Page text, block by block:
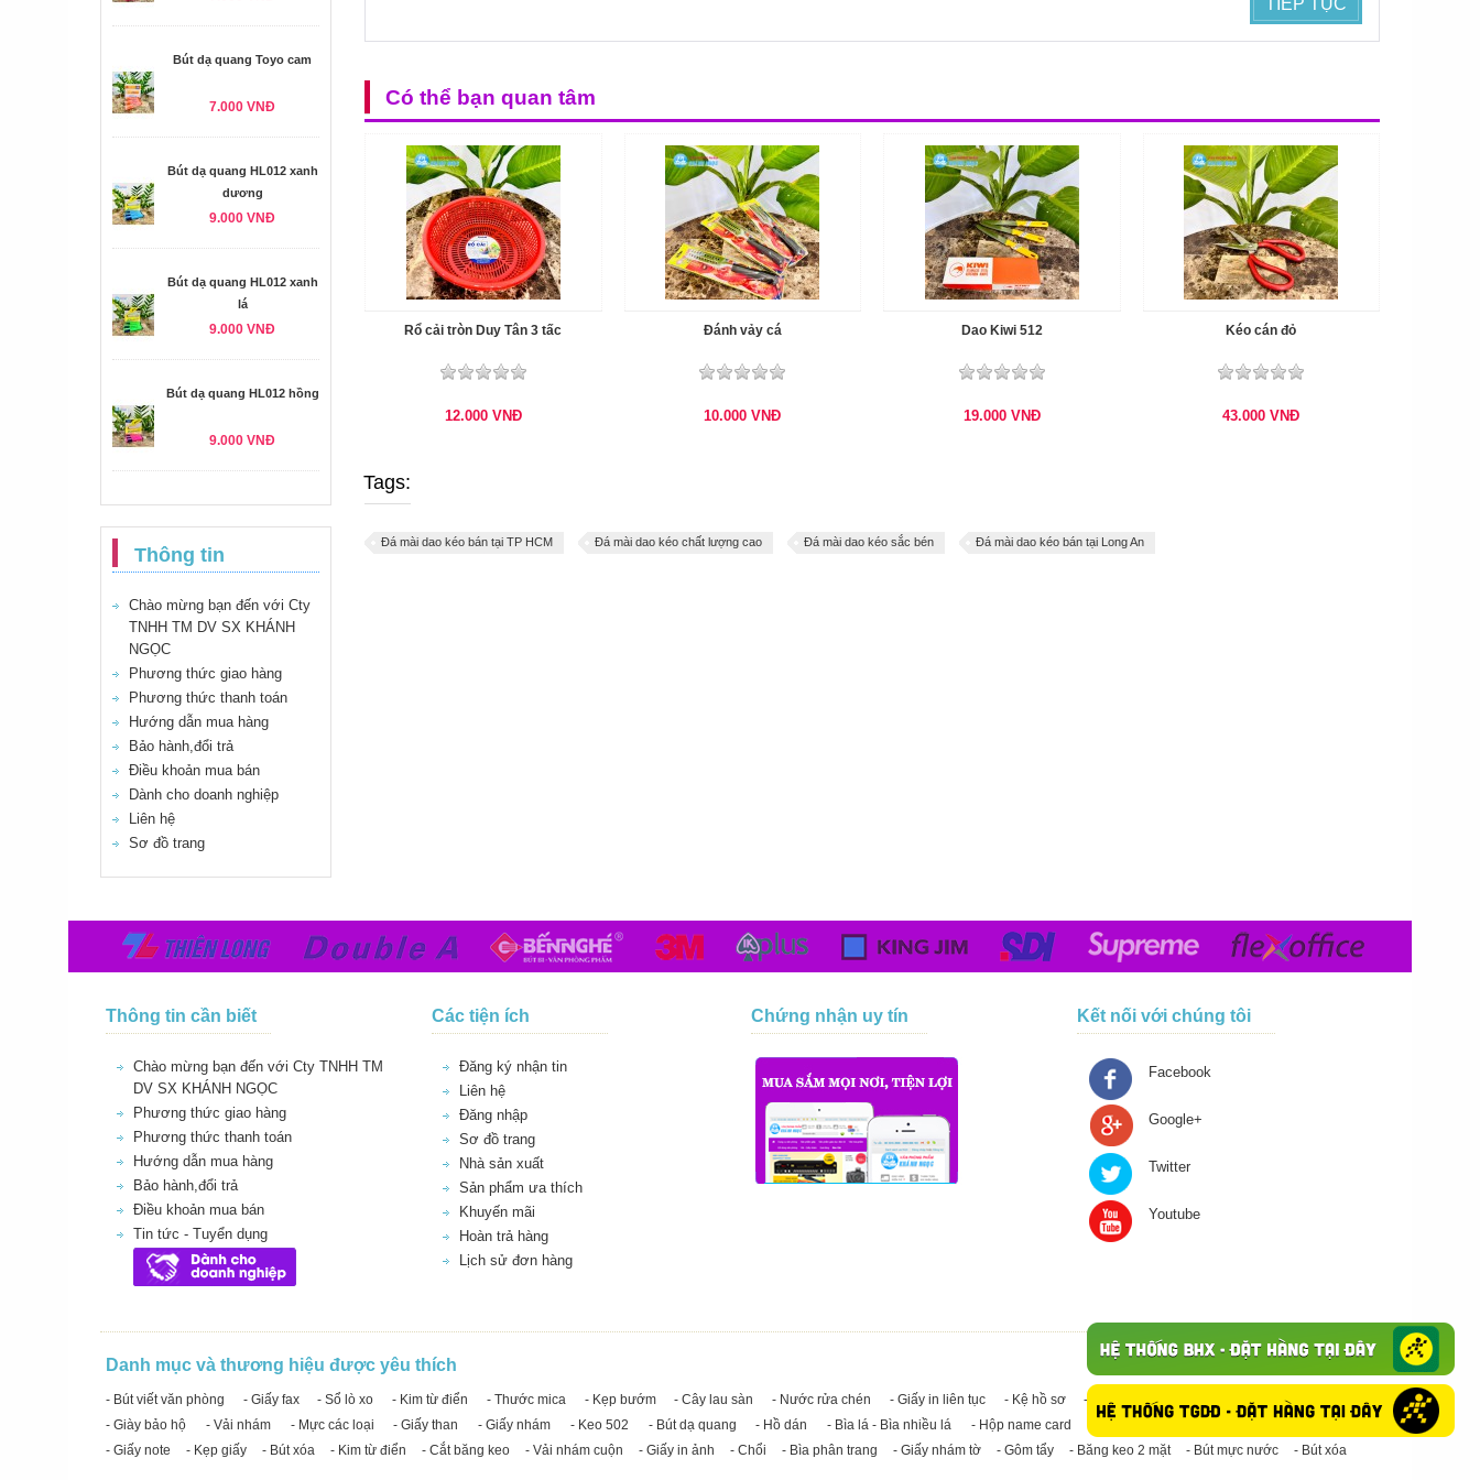
Bút dạ quang Toyo cam
7.000 VNĐ
Bút dạ quang HL012 xanh
dương
9.000 VNĐ
Bút dạ quang HL012 xanh
lá
9.000 VNĐ
Bút dạ quang HL012 hồng
9.000 VNĐ
Thông tin
Chào mừng bạn đến với Cty
TNHH TM DV SX KHÁNH
NGỌC
Phương thức giao hàng
Phương thức thanh toán
Hướng dẫn mua hàng
Bảo hành,đổi trả
Điều khoản mua bán
Dành cho doanh nghiệp
Liên hệ
Sơ đồ trang
TIẾP TỤC
Có thể bạn quan tâm
Rổ cải tròn Duy Tân 3 tấc
12.000 VNĐ
Đánh vảy cá
10.000VNĐ
Dao Kiwi 512
19.000 VNĐ
Kéo cán đỏ
43.000VNĐ
Tags:
Đá mài dao kéo bán tại TP HCM Đá mài dao kéo chất lượng cao Đá mài dao kéo sắc bén Đá mài dao kéo bán tại Long An
Thông tin cần biết
Chào mừng bạn đến với Cty TNHH TM
DV SX KHÁNH NGỌC
Phương thức giao hàng
Phương thức thanh toán
Hướng dẫn mua hàng
Bảo hành,đổi trả
Điều khoản mua bán
Tin tức - Tuyển dụng
Các tiện ích
Đăng ký nhận tin
Liên hệ
Đăng nhập
Sơ đồ trang
Nhà sản xuất
Sản phẩm ưa thích
Khuyến mãi
Hoàn trả hàng
Lịch sử đơn hàng
Chứng nhận uy tín Kết nối với chúng tôi
Facebook
Google+
Twitter
Youtube
Danh mục và thương hiệu được yêu thích
- Bút viết văn phòng - Giấy fax - Sổ lò xo - Kim từ điển - Thước mica - Kẹp bướm - Cây lau sàn - Nước rửa chén - Giấy in liên tục - Kệ hồ sơ - Giấy in A4
- Băng keo trong - Băng keo đục
- Giày bảo hộ
- Vải nhám - Mực các loại - Giấy than - Giấy nhám - Keo 502 - Bút dạ quang - Hồ dán - Bìa lá - Bìa nhiều lá - Hộp name card - Giấy in A3 - Giấy vệ sinh
- Keo Silicone
- Giấy note
- Kẹp giấy - Bút xóa - Kim từ điển - Cắt băng keo - Vải nhám cuộn - Giấy in ảnh - Chổi - Bìa phân trang - Giấy nhám tờ - Gôm tẩy - Băng keo 2 mặt - Bút mực nước - Bút xóa